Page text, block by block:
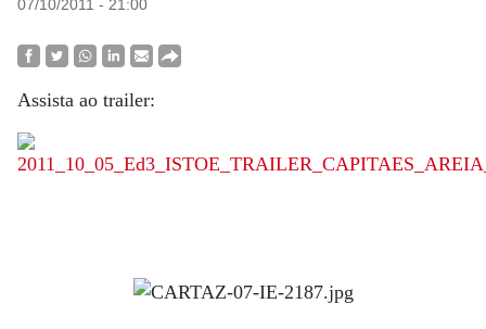
07/10/2011 - 21:00
Assista ao trailer: